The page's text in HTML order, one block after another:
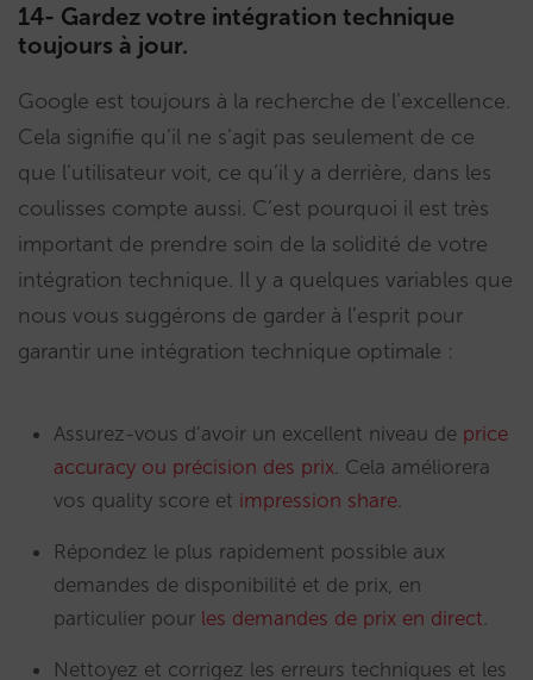
14- Gardez votre intégration technique
toujours à jour.
Google est toujours à la recherche de l’excellence.
Cela signifie qu’il ne s’agit pas seulement de ce
que l’utilisateur voit, ce qu’il y a derrière, dans les
coulisses compte aussi. C’est pourquoi il est très
important de prendre soin de la solidité de votre
intégration technique. Il y a quelques variables que
nous vous suggérons de garder à l’esprit pour
garantir une intégration technique optimale :
Assurez-vous d’avoir un excellent niveau de price
accuracy ou précision des prix . Cela améliorera
vos quality score et impression share
Répondez le plus rapidement possible aux
demandes de disponibilité et de prix, en
particulier pour les demandes de prix en direct
Nettoyez et corrigez les erreurs techniques et les